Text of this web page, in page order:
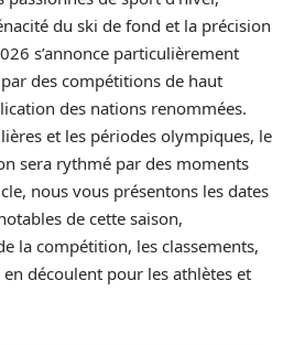
du ski de fond et la précision
s’annonce particulièrement
des compétitions de haut
des nations renommées.
et les périodes olympiques, le
sera rythmé par des moments
nous vous présentons les dates
de cette saison,
la compétition, les classements,
découlent pour les athlètes et